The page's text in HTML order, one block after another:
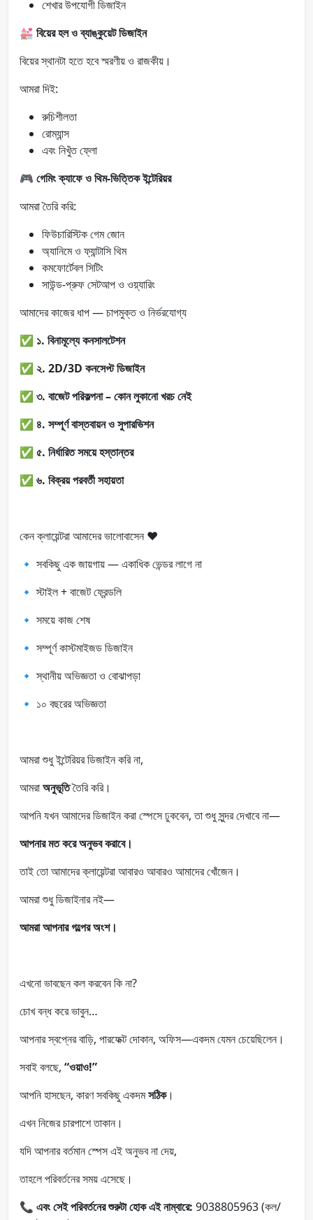
শেখার উপযোগী ডিজাইন
💒 বিয়ের হল ও ব্যাঙ্কুয়েট ডিজাইন
বিয়ের স্থানটা হতে হবে স্মরণীয় ও রাজকীয়।
আমরা দিই:
রুচিশীলতা
রোম্যান্স
এবং নিখুঁত ফ্লো
🎮 গেমিং ক্যাফে ও থিম-ভিত্তিক ইন্টেরিয়র
আমরা তৈরি করি:
ফিউচারিস্টিক গেম জোন
অ্যানিমে ও ফ্যান্টাসি থিম
কমফোর্টেবল সিটিং
সাউন্ড-প্রুফ সেটআপ ও ওয়্যারিং
আমাদের কাজের ধাপ — চাপমুক্ত ও নির্ভরযোগ্য
✅ ১. বিনামূল্যে কনসালটেশন
✅ ২. 2D/3D কনসেপ্ট ডিজাইন
✅ ৩. বাজেট পরিকল্পনা – কোন লুকানো খরচ নেই
✅ ৪. সম্পূর্ণ বাস্তবায়ন ও সুপারভিশন
✅ ৫. নির্ধারিত সময়ে হস্তান্তর
✅ ৬. বিক্রয় পরবর্তী সহায়তা
কেন ক্লায়েন্টরা আমাদের ভালোবাসেন ❤️
🔹 সবকিছু এক জায়গায় — একাধিক ভেন্ডর লাগে না
🔹 স্টাইল + বাজেট ফ্রেন্ডলি
🔹 সময়ে কাজ শেষ
🔹 সম্পূর্ণ কাস্টমাইজড ডিজাইন
🔹 স্থানীয় অভিজ্ঞতা ও বোঝাপড়া
🔹 ১০ বছরের অভিজ্ঞতা
আমরা শুধু ইন্টেরিয়র ডিজাইন করি না,
আমরাঅনুভূতিতৈরি করি।
আপনি যখন আমাদের ডিজাইন করা স্পেসে ঢুকবেন, তা শুধু সুন্দর দেখাবে না—
আপনার মত করে অনুভব করাবে।
তাই তো আমাদের ক্লায়েন্টরা আবারও আবারও আমাদের খোঁজেন।
আমরা শুধু ডিজাইনার নই—
আমরা আপনার গল্পের অংশ।
এখনো ভাবছেন কল করবেন কি না?
চোখ বন্ধ করে ভাবুন…
আপনার স্বপ্নের বাড়ি, পারফেক্ট দোকান, অফিস—একদম যেমন চেয়েছিলেন।
সবাই বলছে, “ওয়াও!”
আপনি হাসছেন, কারণ সবকিছু একদমসঠিক।
এখন নিজের চারপাশে তাকান।
যদি আপনার বর্তমান স্পেস এই অনুভব না দেয়,
তাহলে পরিবর্তনের সময় এসেছে।
📞 এবং সেই পরিবর্তনের শুরুটা হোক এই নাম্বারে: 9038805963 (কল/